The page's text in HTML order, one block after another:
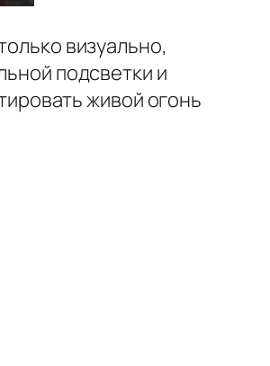
визуально,
подсветки и
живой огонь